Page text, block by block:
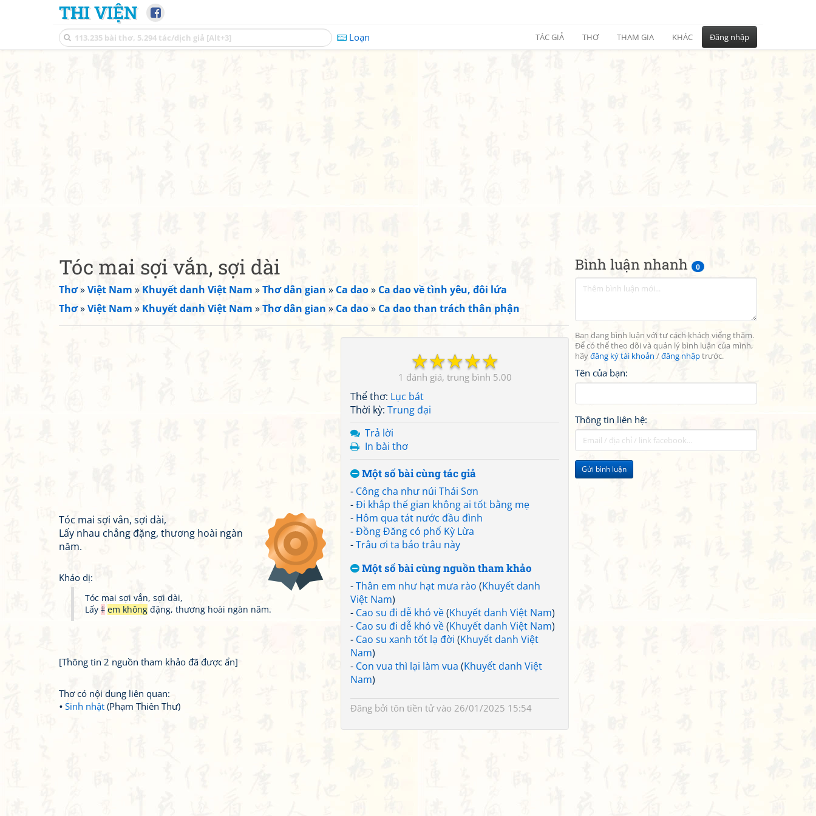
THI VIỆN
Loạn TÁC GIẢ THƠ THAM GIA KHÁC Đăng nhập
Bình luận nhanh 0
Bạn đang bình luận với tư cách khách viếng thăm.
Để có thể theo dõi và quản lý bình luận của mình,
hãyđăng ký tài khoản /đăng nhậptrước.
Tên của bạn:
Thông tin liên hệ:
Gửi bình luận
Tóc mai sợi vắn, sợi dài
Thơ»Việt Nam » Khuyết danh Việt Nam »Thơ dân gian » Ca dao» Ca dao về tình yêu, đôi lứa
Thơ»Việt Nam » Khuyết danh Việt Nam »Thơ dân gian » Ca dao» Ca dao than trách thân phận
☆
☆
☆
☆
☆
1 5.00
Thể thơ: Lục bát
Thời kỳ: Trung đại
Trả lời
In bài thơ
Một số bài cùng tác giả
- Công cha như núi Thái Sơn
-Đi khắp thế gian không ai tốt bằng mẹ
- Hôm qua tát nước đầu đình
-Đồng Đăng có phố Kỳ Lừa
-Trâu ơi ta bảo trâu này
Một số bài cùng nguồn tham khảo
-Thân em như hạt mưa rào (Khuyết danh
Việt Nam)
- Cao su đi dễ khó về(Khuyết danh Việt Nam)
- Cao su đi dễ khó về(Khuyết danh Việt Nam)
- Cao su xanh tốt lạ đời (Khuyết danh Việt
Nam)
- Con vua thì lại làm vua (Khuyết danh Việt
Nam)
Đăng bởi tôn tiền tửvào 26/01/2025 15:54
Tóc mai sợi vắn, sợi dài,
Lấy nhau chẳng đặng, thương hoài ngàn
năm.
Khảo dị:
Tóc mai sợi vắn, sợi dài,
Lấy ‡ em không đặng, thương hoài ngàn năm.
[Thông tin 2 nguồn tham khảo đã được ẩn]
Thơ có nội dung liên quan:
Sinh nhật (Phạm Thiên Thư)